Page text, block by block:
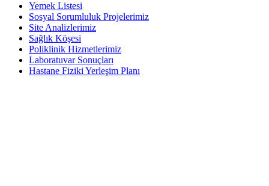
Yemek Listesi
Sosyal Sorumluluk Projelerimiz
Site Analizlerimiz
Sağlık Köşesi
Poliklinik Hizmetlerimiz
Laboratuvar Sonuçları
Hastane Fiziki Yerleşim Planı